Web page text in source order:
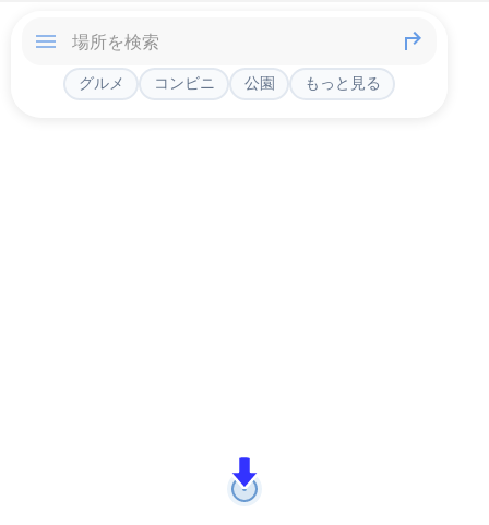
グルメ コンビニ 公園 もっと見る